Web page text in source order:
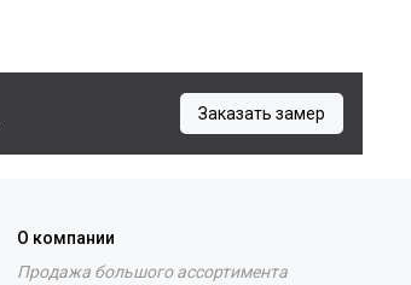
Заказать замер
О компании
Продажа большого ассортимента